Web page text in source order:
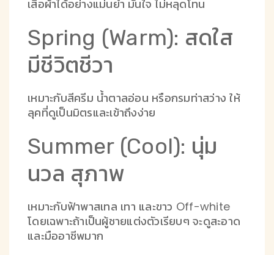
เสื้อผ้าได้อย่างแม่นยำ มั่นใจ ไม่หลุดโทน
Spring (Warm): สดใส
มีชีวิตชีวา
เหมาะกับสีครีม น้ำตาลอ่อน หรือกรมท่าสว่าง ให้
ลุคที่ดูเป็นมิตรและเข้าถึงง่าย
Summer (Cool): นุ่ม
นวล สุภาพ
เหมาะกับฟ้าพาสเทล เทา และขาว Off-white
โดยเฉพาะถ้าเป็นผู้ชายแต่งตัวเรียบๆ จะดูสะอาด
และมืออาชีพมาก